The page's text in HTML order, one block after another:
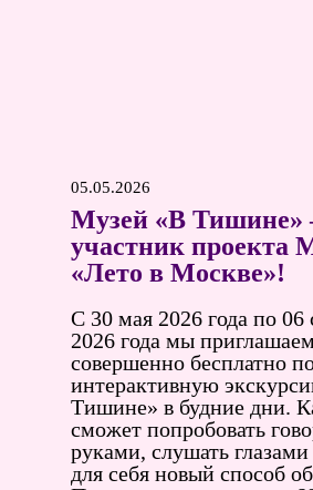
05.05.2026
Музей «В
участник проекта
«Лето в Москве»!
С 30 мая 2026 года по 06
2026 года мы
совершенно бесплатно
интерактивную
Тишине» в будние дни.
сможет попробовать
руками, слушать
для себя новый способ